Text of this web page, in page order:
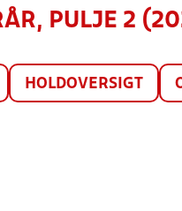
PULJE 2
HOLDOVERSIGT